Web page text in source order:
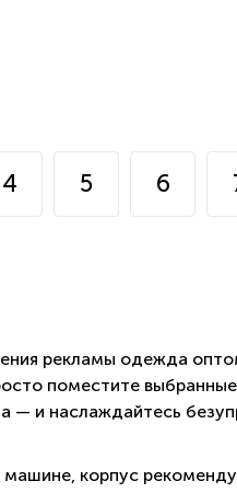
4 5 6
рекламы одежда
поместите
— и наслаждайтесь
корпус